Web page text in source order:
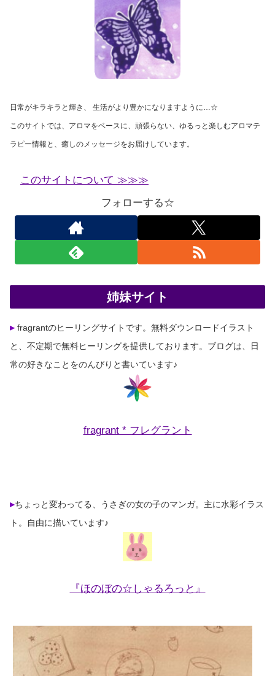
日常がキラキラと輝き、 生活がより豊かになりますように…☆
このサイトでは、アロマをベースに、頑張らない、ゆるっと楽しむアロマテ
ラピー情報と、癒しのメッセージをお届けしています。
このサイトについて ≫≫≫
フォローする☆
姉妹サイト
fragrantのヒーリングサイトです。無料ダウンロードイラスト
と、不定期で無料ヒーリングを提供しております。ブログは、日
常の好きなことをのんびりと書いています♪
fragrant * フレグラント
ちょっと変わってる、うさぎの女の子のマンガ。主に水彩イラス
ト。自由に描いています♪
『ほのぼの☆しゃるろっと』